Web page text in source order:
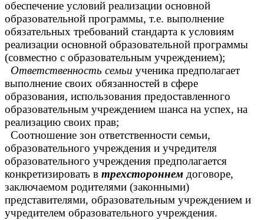
обеспечение условий реализации основной
образовательной программы, т.е. выполнение
обязательных требований стандарта к условиям
реализации основной образовательной программы
(совместно с образовательным учреждением);
Ответственность семьи ученика предполагает
выполнение своих обязанностей в сфере
образования, использования предоставленного
образовательным учреждением шанса на успех, на
реализацию своих прав;
Соотношение зон ответственности семьи,
образовательного учреждения и учредителя
образовательного учреждения предполагается
конкретизировать в трехстороннем договоре,
заключаемом родителями (законными)
представителями, образовательным учреждением и
учредителем образовательного учреждения.